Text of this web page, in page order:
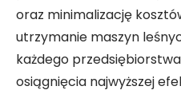
oraz minimalizację
utrzymanie maszyn
każdego
osiągnięcia najwyższej